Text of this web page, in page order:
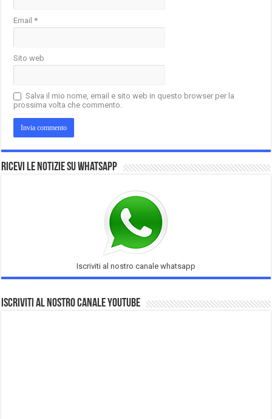
Email*
Sito web
Salva il mio nome, email e sito web in questo browser per la
prossima volta che commento.
Ricevi le notizie su Whatsapp
Iscriviti al nostro canale whatsapp
Iscriviti al nostro Canale Youtube